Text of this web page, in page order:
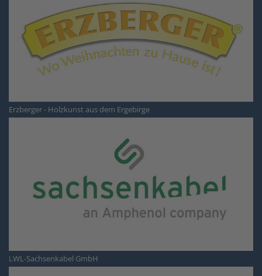
Erzberger - Holzkunst aus dem Ergebirge
LWL-Sachsenkabel GmbH